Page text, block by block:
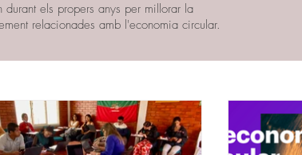
durant els propers anys per millorar la
relacionades amb l'economia circular.